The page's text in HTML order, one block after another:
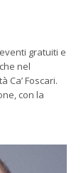
gratuiti e
nel
Foscari.
con la